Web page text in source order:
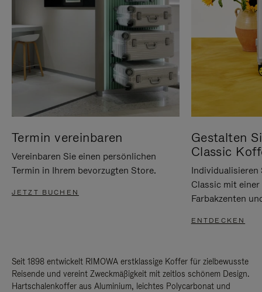
Termin vereinbaren
Vereinbaren Sie einen persönlichen
Termin in Ihrem bevorzugten Store.
JETZT BUCHEN
Gestalten
Classic
Individualisieren
Classic mit
Farbakzenten
ENTDECKEN
Seit 1898 entwickelt RIMOWA erstklassige Koffer für zielbewusste
Reisende und vereint Zweckmäßigkeit mit zeitlos schönem Design.
Hartschalenkoffer aus Aluminium, leichtes Polycarbonat und